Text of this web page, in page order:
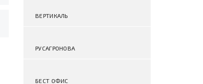
ВЕРТИКАЛЬ
РУСАГРОНОВА
БЕСТ ОФИС